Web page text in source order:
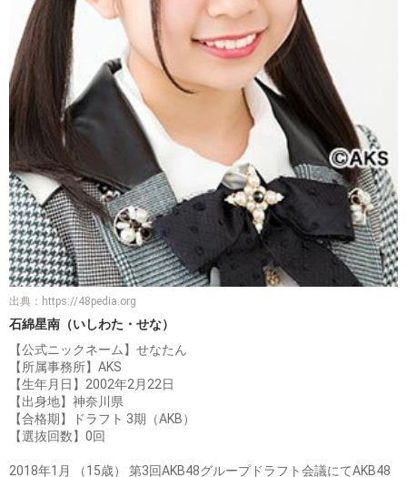
出典： https://48pedia.org
石綿星南（いしわた・せな）
【公式ニックネーム】せなたん
【所属事務所】AKS
【生年月日】2002年2月22日
【出身地】神奈川県
【合格期】ドラフト 3期（AKB）
【選抜回数】0回
2018年1月 （15歳） 第3回AKB48グループドラフト会議にてAKB48